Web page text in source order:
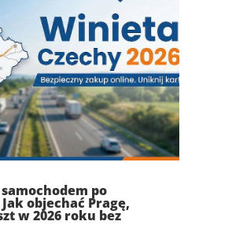
po
objechać Pragę,
w 2026 roku bez